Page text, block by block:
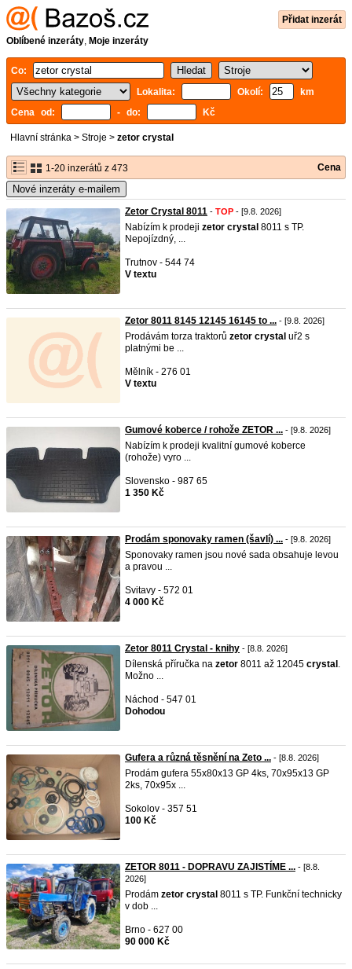
Přidat inzerát
Oblíbené inzeráty, Moje inzeráty
Co:
Lokalita:
Okolí:
km
Cena od:
- do: Kč
Hlavní stránka > Stroje > zetor crystal
1-20 inzerátů z 473 Cena
Nové inzeráty e-mailem
Zetor Crystal 8011 - TOP - [9.8. 2026]
Nabízím k prodeji zetor crystal 8011 s TP.
Nepojízdný, ...
Trutnov - 544 74
V textu
Zetor 8011 8145 12145 16145 to ... - [9.8. 2026]
Prodávám torza traktorů zetor crystal uř2 s
platnými be ...
Mělník - 276 01
V textu
Gumové koberce / rohože ZETOR ... - [9.8. 2026]
Nabízím k prodeji kvalitní gumové koberce
(rohože) vyro ...
Slovensko - 987 65
1 350 Kč
Prodám sponovaky ramen (šavlí) ... - [9.8. 2026]
Sponovaky ramen jsou nové sada obsahuje levou
a pravou ...
Svitavy - 572 01
4 000 Kč
Zetor 8011 Crystal - knihy - [8.8. 2026]
Dílenská příručka na zetor 8011 až 12045 crystal .
Možno ...
Náchod - 547 01
Dohodou
Gufera a různá těsnění na Zeto ... - [8.8. 2026]
Prodám gufera 55x80x13 GP 4ks, 70x95x13 GP
2ks, 70x95x ...
Sokolov - 357 51
100 Kč
ZETOR 8011 - DOPRAVU ZAJISTÍME ... - [8.8.
2026]
Prodám zetor crystal 8011 s TP. Funkční technicky
v dob ...
Brno - 627 00
90 000 Kč